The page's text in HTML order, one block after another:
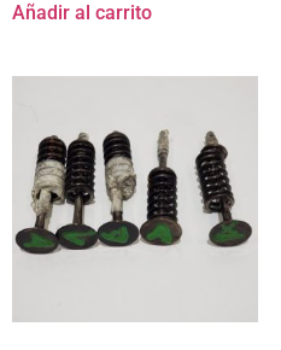
Añadir al carrito